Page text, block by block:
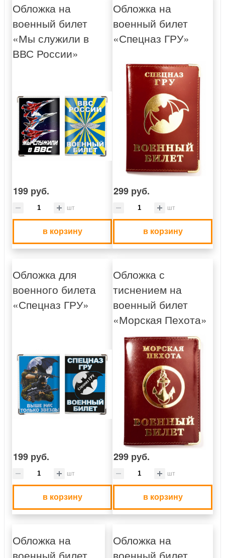
Обложка на
военный билет
«Мы служили в
ВВС России»
199 руб.
шт
в корзину
Обложка на
военный билет
«Спецназ ГРУ»
299 руб.
шт
в корзину
Обложка для
военного билета
«Спецназ ГРУ»
199 руб.
шт
в корзину
Обложка с
тиснением на
военный билет
«Морская Пехота»
299 руб.
шт
в корзину
Обложка на
военный билет
Обложка на
военный билет